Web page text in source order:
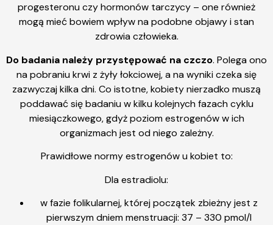
progesteronu czy hormonów tarczycy – one również
mogą mieć bowiem wpływ na podobne objawy i stan
zdrowia człowieka.
Do badania należy przystępować na czczo. Polega ono
na pobraniu krwi z żyły łokciowej, a na wyniki czeka się
zazwyczaj kilka dni. Co istotne, kobiety nierzadko muszą
poddawać się badaniu w kilku kolejnych fazach cyklu
miesiączkowego, gdyż poziom estrogenów w ich
organizmach jest od niego zależny.
Prawidłowe normy estrogenów u kobiet to:
Dla estradiolu:
w fazie folikularnej, której początek zbieżny jest z
pierwszym dniem menstruacji: 37 – 330 pmol/l